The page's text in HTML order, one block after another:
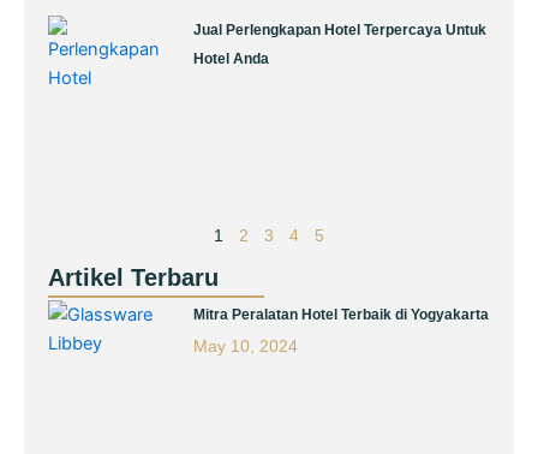
Jual Perlengkapan Hotel Terpercaya Untuk
Hotel Anda
1 2 3 4 5
Artikel Terbaru
Mitra Peralatan Hotel Terbaik di Yogyakarta
May 10, 2024
PagePagePagePagePage